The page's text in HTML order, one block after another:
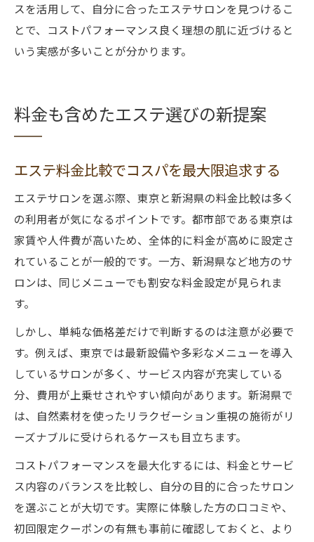
スを活用して、自分に合ったエステサロンを見つけるこ
とで、コストパフォーマンス良く理想の肌に近づけると
いう実感が多いことが分かります。
料金も含めたエステ選びの新提案
エステ料金比較でコスパを最大限追求する
エステサロンを選ぶ際、東京と新潟県の料金比較は多く
の利用者が気になるポイントです。都市部である東京は
家賃や人件費が高いため、全体的に料金が高めに設定さ
れていることが一般的です。一方、新潟県など地方のサ
ロンは、同じメニューでも割安な料金設定が見られま
す。
しかし、単純な価格差だけで判断するのは注意が必要で
す。例えば、東京では最新設備や多彩なメニューを導入
しているサロンが多く、サービス内容が充実している
分、費用が上乗せされやすい傾向があります。新潟県で
は、自然素材を使ったリラクゼーション重視の施術がリ
ーズナブルに受けられるケースも目立ちます。
コストパフォーマンスを最大化するには、料金とサービ
ス内容のバランスを比較し、自分の目的に合ったサロン
を選ぶことが大切です。実際に体験した方の口コミや、
初回限定クーポンの有無も事前に確認しておくと、より